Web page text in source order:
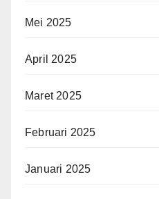
Mei 2025
April 2025
Maret 2025
Februari 2025
Januari 2025